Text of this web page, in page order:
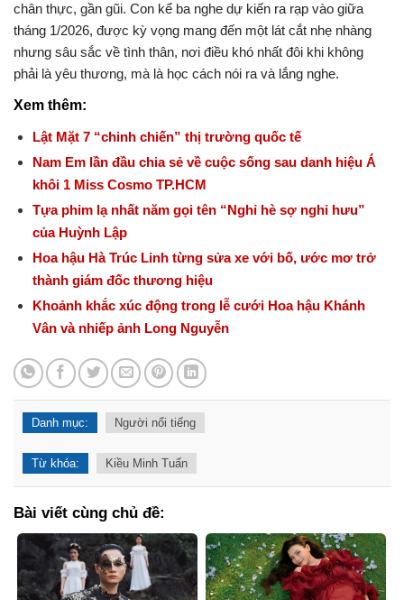
chân thực, gần gũi. Con kể ba nghe dự kiến ra rạp vào giữa
tháng 1/2026, được kỳ vọng mang đến một lát cắt nhẹ nhàng
nhưng sâu sắc về tình thân, nơi điều khó nhất đôi khi không
phải là yêu thương, mà là học cách nói ra và lắng nghe.
Xem thêm:
Lật Mặt 7 “chinh chiến” thị trường quốc tế
Nam Em lần đầu chia sẻ về cuộc sống sau danh hiệu Á
khôi 1 Miss Cosmo TP.HCM
Tựa phim lạ nhất năm gọi tên “Nghỉ hè sợ nghỉ hưu”
của Huỳnh Lập
Hoa hậu Hà Trúc Linh từng sửa xe với bố, ước mơ trở
thành giám đốc thương hiệu
Khoảnh khắc xúc động trong lễ cưới Hoa hậu Khánh
Vân và nhiếp ảnh Long Nguyễn
Danh mục: Người nổi tiếng
Từ khóa: Kiều Minh Tuấn
Bài viết cùng chủ đề: